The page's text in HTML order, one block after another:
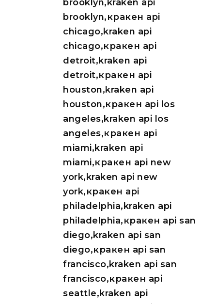
brooklyn,kraken api
brooklyn,кракен api
chicago,kraken api
chicago,кракен api
detroit,kraken api
detroit,кракен api
houston,kraken api
houston,кракен api los
angeles,kraken api los
angeles,кракен api
miami,kraken api
miami,кракен api new
york,kraken api new
york,кракен api
philadelphia,kraken api
philadelphia,кракен api san
diego,kraken api san
diego,кракен api san
francisco,kraken api san
francisco,кракен api
seattle,kraken api